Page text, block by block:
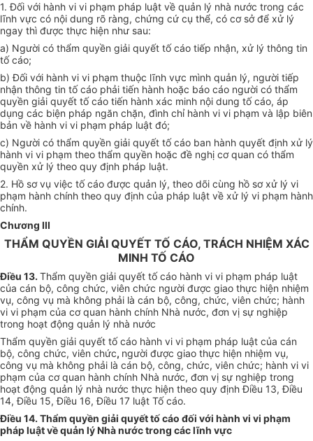
1. Đối với hành vi vi phạm pháp luật về quản lý nhà nước trong các
lĩnh vực có nội dung rõ ràng, chứng cứ cụ thể, có cơ sở để xử lý
ngay thì được thực hiện như sau:
a) Người có thẩm quyền giải quyết tố cáo tiếp nhận, xử lý thông tin
tố cáo;
b) Đối với hành vi vi phạm thuộc lĩnh vực mình quản lý, người tiếp
nhận thông tin tố cáo phải tiến hành hoặc báo cáo người có thẩm
quyền giải quyết tố cáo tiến hành xác minh nội dung tố cáo, áp
dụng các biện pháp ngăn chặn, đình chỉ hành vi vi phạm và lập biên
bản về hành vi vi phạm pháp luật đó;
c) Người có thẩm quyền giải quyết tố cáo ban hành quyết định xử lý
hành vi vi phạm theo thẩm quyền hoặc đề nghị cơ quan có thẩm
quyền xử lý theo quy định pháp luật.
2. Hồ sơ vụ việc tố cáo được quản lý, theo dõi cùng hồ sơ xử lý vi
phạm hành chính theo quy định của pháp luật về xử lý vi phạm hành
chính.
Chương III
THẨM QUYỀN GIẢI QUYẾT TỐ CÁO, TRÁCH NHIỆM XÁC
MINH TỐ CÁO
Điều 13. Thẩm quyền giải quyết tố cáo hành vi vi phạm pháp luật
của cán bộ, công chức, viên chức người được giao thực hiện nhiệm
vụ, công vụ mà không phải là cán bộ, công, chức, viên chức; hành
vi vi phạm của cơ quan hành chính Nhà nước, đơn vị sự nghiệp
trong hoạt động quản lý nhà nước
Thẩm quyền giải quyết tố cáo hành vi vi phạm pháp luật của cán
bộ, công chức, viên chức, người được giao thực hiện nhiệm vụ,
công vụ mà không phải là cán bộ, công, chức, viên chức; hành vi vi
phạm của cơ quan hành chính Nhà nước, đơn vị sự nghiệp trong
hoạt động quản lý nhà nước thực hiện theo quy định Điều 13, Điều
14, Điều 15, Điều 16, Điều 17 luật Tố cáo.
Điều 14. Thẩm quyền giải quyết tố cáo đối với hành vi vi phạm
pháp luật về quản lý Nhà nước trong các lĩnh vực